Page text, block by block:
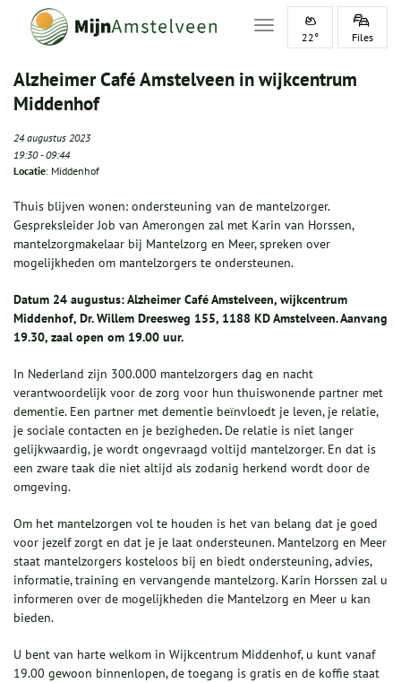
Toggle navigation
22° Files
Alzheimer Café Amstelveen in wijkcentrum
Middenhof
24 augustus 2023
19:30-09:44
Locatie: Middenhof
Thuis blijven wonen: ondersteuning van de mantelzorger.
Gespreksleider Job van Amerongen zal met Karin van Horssen,
mantelzorgmakelaar bij Mantelzorg en Meer, spreken over
mogelijkheden om mantelzorgers te ondersteunen.
Datum 24 augustus:Alzheimer Café Amstelveen, wijkcentrum
Middenhof, Dr.Willem Dreesweg 155, 1188 KD Amstelveen.Aanvang
19.30, zaal open om 19.00 uur.
In Nederland zijn 300.000 mantelzorgers dag en nacht
verantwoordelijk voor de zorg voor hun thuiswonende partner met
dementie. Een partner met dementie beïnvloedt je leven, je relatie,
je sociale contacten en je bezigheden. De relatie is niet langer
gelijkwaardig, je wordt ongevraagd voltijd mantelzorger. En dat is
een zware taak die niet altijd als zodanig herkend wordt door de
omgeving.
Om het mantelzorgen vol te houden is het van belang dat je goed
voor jezelf zorgt en dat je je laat ondersteunen. Mantelzorg en Meer
staat mantelzorgers kosteloos bij en biedt ondersteuning, advies,
informatie, training en vervangende mantelzorg. Karin Horssen zal u
informeren over de mogelijkheden die Mantelzorg en Meer u kan
bieden.
U bent van harte welkom in Wijkcentrum Middenhof, u kunt vanaf
19.00 gewoon binnenlopen, de toegang is gratis en de koffie staat